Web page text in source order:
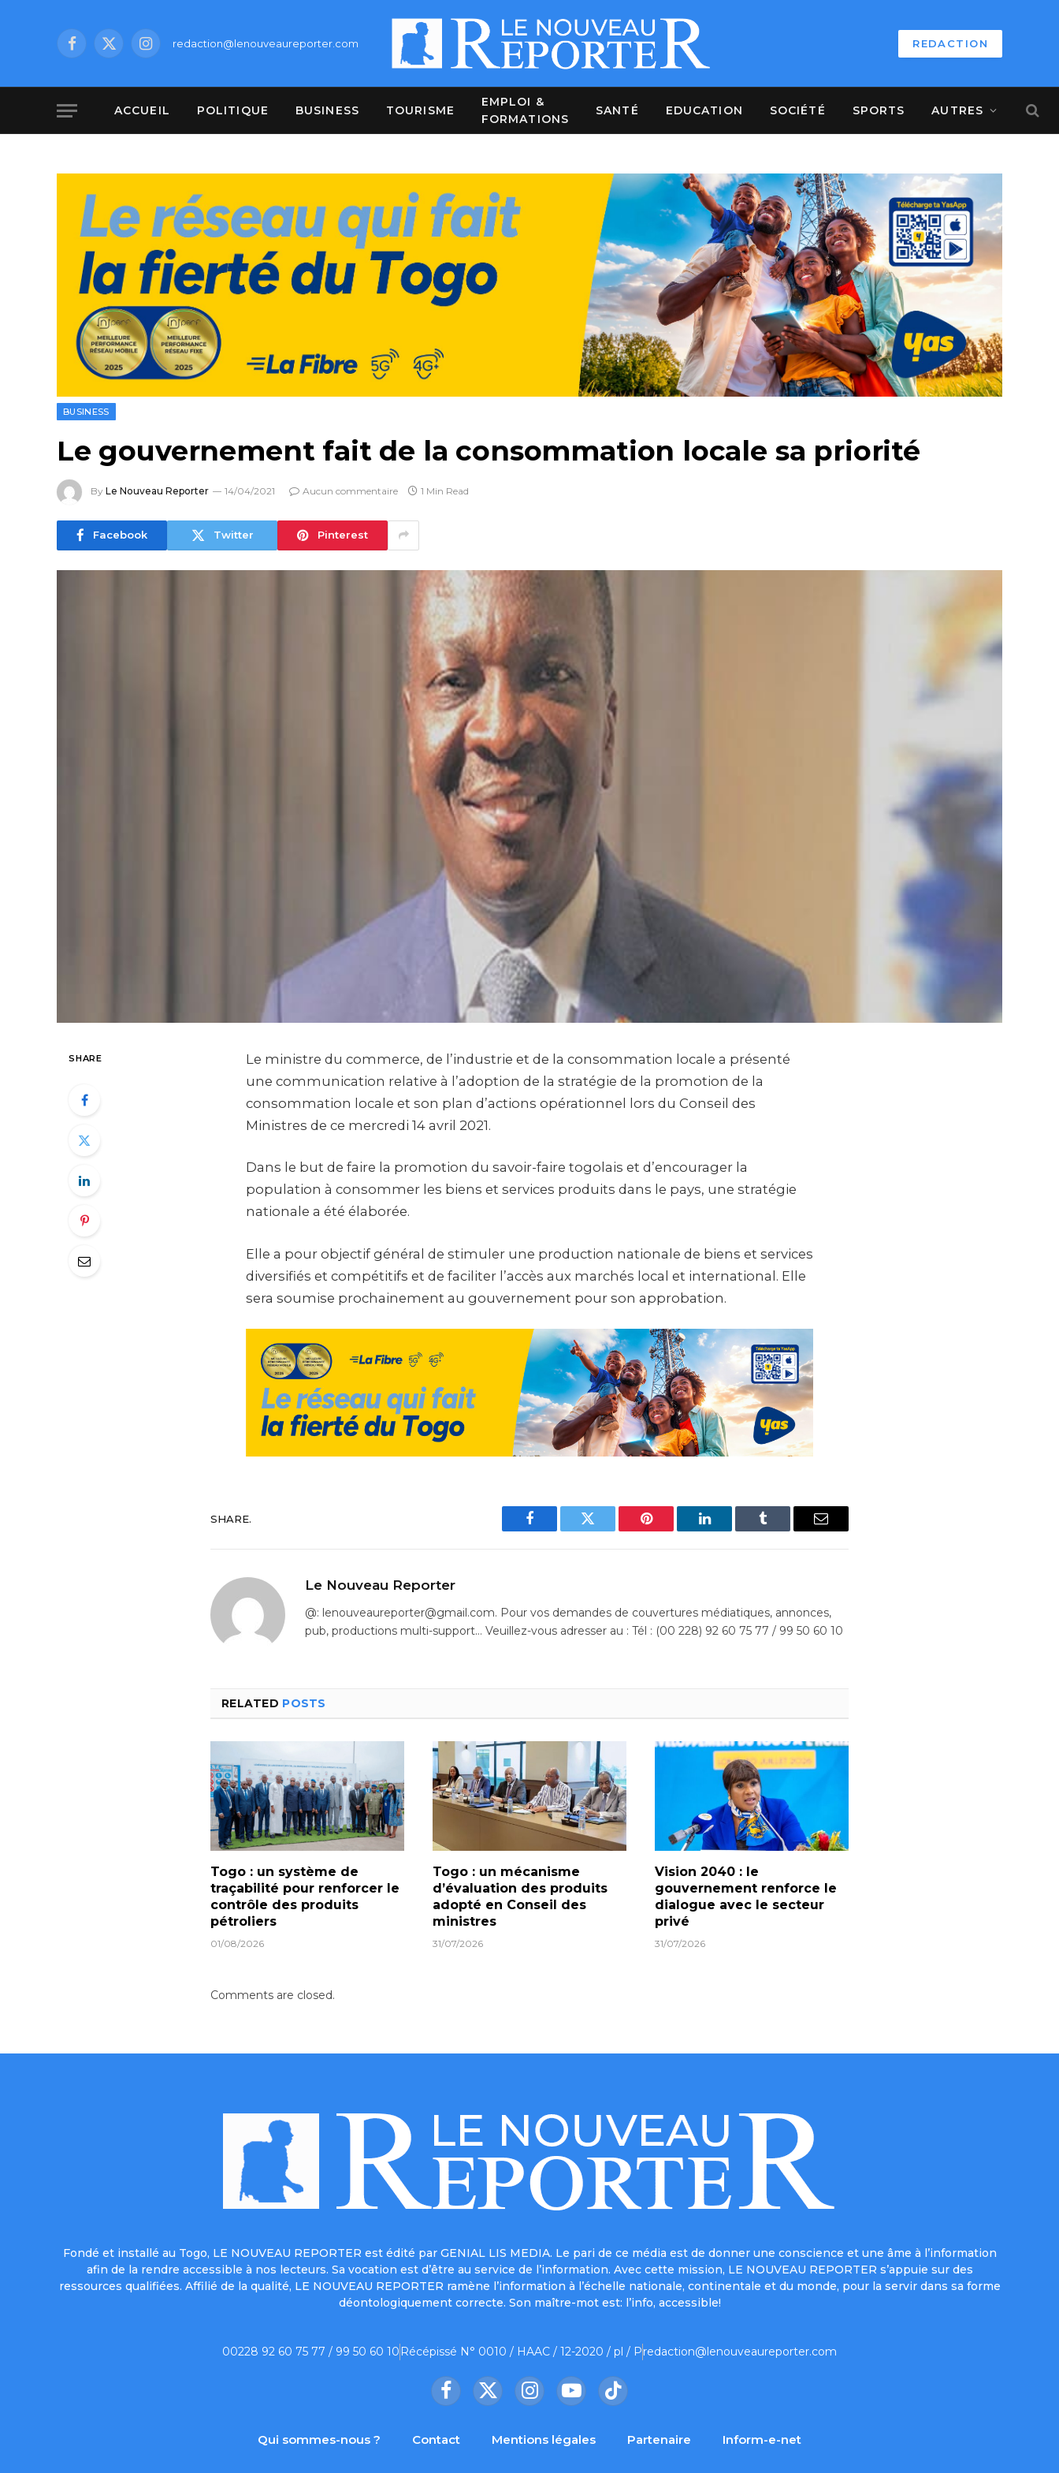
Facebook
X
Instagramredaction@lenouveaureporter.com REDACTION
ACCUEIL POLITIQUE BUSINESS TOURISME
EMPLOI &
FORMATIONS
SANTÉ EDUCATION SOCIÉTÉ SPORTS AUTRES
BUSINESS
Le gouvernement fait de la consommation locale sa priorité
By Le Nouveau Reporter 14/04/2021 Aucun commentaire 1 Min Read
Facebook Twitter Pinterest
SHARE
Le ministre du commerce, de l’industrie et de la consommation locale a présenté
une communication relative à l’adoption de la stratégie de la promotion de la
consommation locale et son plan d’actions opérationnel lors du Conseil des
Ministres de ce mercredi 14 avril 2021.
Dans le but de faire la promotion du savoir-faire togolais et d’encourager la
population à consommer les biens et services produits dans le pays, une stratégie
nationale a été élaborée.
Elle a pour objectif général de stimuler une production nationale de biens et services
diversifiés et compétitifs et de faciliter l’accès aux marchés local et international. Elle
sera soumise prochainement au gouvernement pour son approbation.
SHARE.
Facebook Twitter Pinterest LinkedIn Tumblr Email
Le Nouveau Reporter
@: lenouveaureporter@gmail.com. Pour vos demandes de couvertures médiatiques, annonces,
pub, productions multi-support… Veuillez-vous adresser au : Tél : (00 228) 92 60 75 77 / 99 50 60 10
RELATED POSTS
Togo : un système de
traçabilité pour renforcer le
contrôle des produits
pétroliers
01/08/2026
Togo : un mécanisme
d’évaluation des produits
adopté en Conseil des
ministres
31/07/2026
Vision 2040 : le
gouvernement renforce le
dialogue avec le secteur
privé
31/07/2026
Comments are closed.
Fondé et installé au Togo, LE NOUVEAU REPORTER est édité par GENIAL LIS MEDIA. Le pari de ce média est de donner une conscience et une âme à l’information
afin de la rendre accessible à nos lecteurs. Sa vocation est d’être au service de l’information. Avec cette mission, LE NOUVEAU REPORTER s’appuie sur des
ressources qualifiées. Affilié de la qualité, LE NOUVEAU REPORTER ramène l’information à l’échelle nationale, continentale et du monde, pour la servir dans sa forme
déontologiquement correcte. Son maître-mot est: l’info, accessible!
00228 92 60 75 77 / 99 50 60 10 Récépissé N° 0010 / HAAC / 12-2020 / pl / Predaction@lenouveaureporter.com
Facebook
X
InstagramYouTubeTikTok
Qui sommes-nous ? Contact Mentions légales Partenaire Inform-e-net